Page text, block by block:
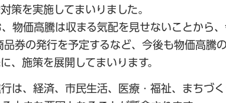
策を実施してまいりました。
物価高騰は収まる気配を見せないことから
券の発行を予定するなど、今後も物価高騰
、施策を展開してまいります。
は、経済、市民生活、医療・福祉、まちづ